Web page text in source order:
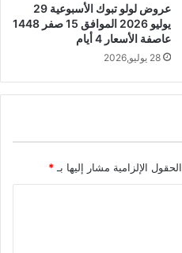
عروض لولو تبوك الأسبوعية 29
يوليو 2026 الموافق 15 صفر 1448
عاصفة الأسعار 4 أيام
28 يوليو,2026
الحقول الإلزامية مشار إليها بـ *